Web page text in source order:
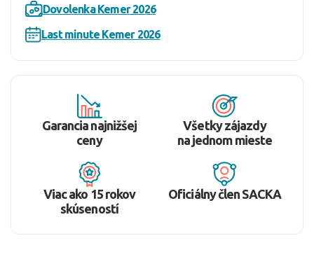
Dovolenka Kemer 2026
Last minute Kemer 2026
Garancia najnižšej
ceny
Všetky zájazdy
na jednom mieste
Viac ako 15 rokov
skúseností
Oficiálny člen SACKA